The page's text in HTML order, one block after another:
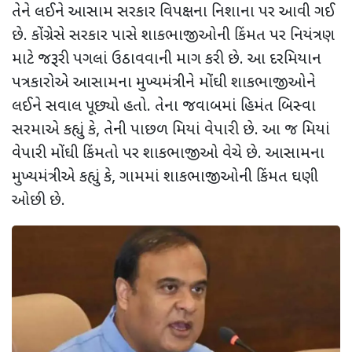
તેને લઈને આસામ સરકાર વિપક્ષના નિશાના પર આવી ગઈ
છે. કોંગ્રેસે સરકાર પાસે શાકભાજીઓની કિંમત પર નિયંત્રણ
માટે જરૂરી પગલાં ઉઠાવવાની માગ કરી છે. આ દરમિયાન
પત્રકારોએ આસામના મુખ્યમંત્રીને મોંઘી શાકભાજીઓને
લઈને સવાલ પૂછ્યો હતો. તેના જવાબમાં હિમંત બિસ્વા
સરમાએ કહ્યું કે, તેની પાછળ મિયાં વેપારી છે. આ જ મિયાં
વેપારી મોંઘી કિંમતો પર શાકભાજીઓ વેચે છે. આસામના
મુખ્યમંત્રીએ કહ્યું કે, ગામમાં શાકભાજીઓની કિંમત ઘણી
ઓછી છે.